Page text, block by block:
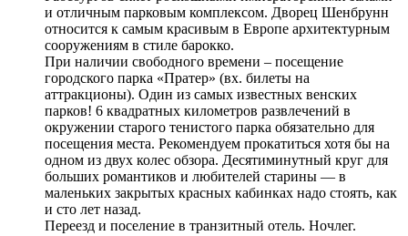
и отличным парковым комплексом. Дворец Шенбрунн
относится к самым красивым в Европе архитектурным
сооружениям в стиле барокко.
При наличии свободного времени – посещение
городского парка «Пратер» (вх. билеты на
аттракционы). Один из самых известных венских
парков! 6 квадратных километров развлечений в
окружении старого тенистого парка обязательно для
посещения места. Рекомендуем прокатиться хотя бы на
одном из двух колес обзора. Десятиминутный круг для
больших романтиков и любителей старины — в
маленьких закрытых красных кабинках надо стоять, как
и сто лет назад.
Переезд и поселение в транзитный отель. Ночлег.